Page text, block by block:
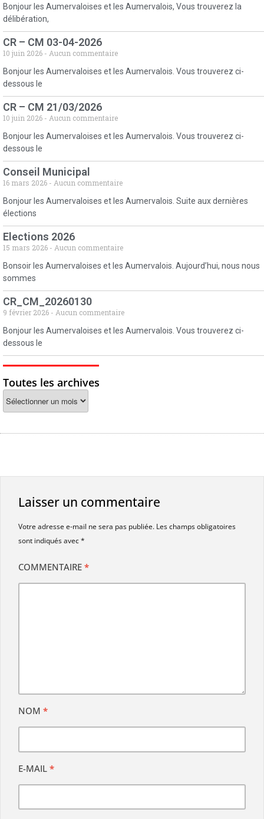
Bonjour les Aumervaloises et les Aumervalois, Vous trouverez la
délibération,
CR – CM 03-04-2026
10 juin 2026
Aucun commentaire
Bonjour les Aumervaloises et les Aumervalois. Vous trouverez ci-
dessous le
CR – CM 21/03/2026
10 juin 2026
Aucun commentaire
Bonjour les Aumervaloises et les Aumervalois. Vous trouverez ci-
dessous le
Conseil Municipal
16 mars 2026
Aucun commentaire
Bonjour les Aumervaloises et les Aumervalois. Suite aux dernières
élections
Elections 2026
15 mars 2026
Aucun commentaire
Bonsoir les Aumervaloises et les Aumervalois. Aujourd’hui, nous nous
sommes
CR_CM_20260130
9 février 2026
Aucun commentaire
Bonjour les Aumervaloises et les Aumervalois. Vous trouverez ci-
dessous le
Toutes les archives
Laisser un commentaire
Votre adresse e-mail ne sera pas publiée. Les champs obligatoires
sont indiqués avec*
COMMENTAIRE *
NOM *
E-MAIL *